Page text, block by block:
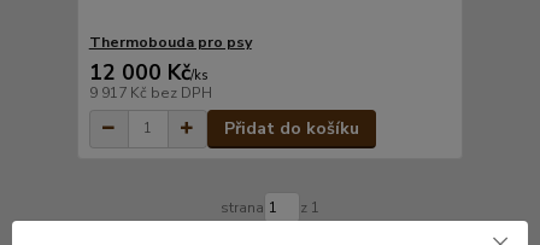
Thermobouda pro psy
12 000 Kč/ks
9 917 Kč bez DPH
Přidat do košíku
strana z 1